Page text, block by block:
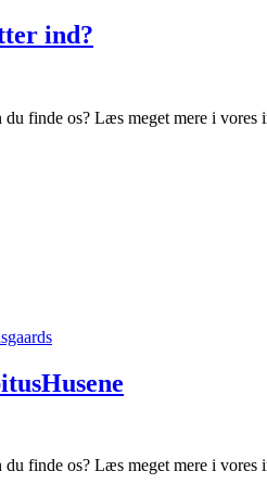
ind?
finde os? Læs meget mere i vores
finde os? Læs meget mere i vores